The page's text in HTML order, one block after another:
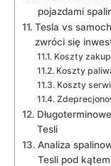
pojazdami​
Tesla vs
zwróci się
Koszty
Koszty
Koszty
Tesli
Analiza
Tesli‍ pod